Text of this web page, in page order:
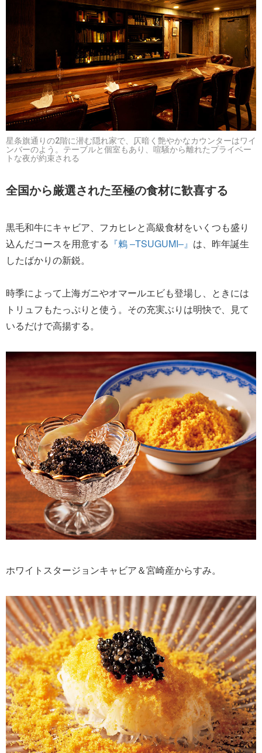
星条旗通りの2階に潜む隠れ家で、仄暗く艶やかなカウンターはワイ
ンバーのよう。テーブルと個室もあり、喧騒から離れたプライベー
トな夜が約束される
全国から厳選された至極の食材に歓喜する
黒毛和牛にキャビア、フカヒレと高級食材をいくつも盛り
込んだコースを用意する 『鶫 ‒TSUGUMI‒』 は、昨年誕生
したばかりの新鋭。
時季によって上海ガニやオマールエビも登場し、ときには
トリュフもたっぷりと使う。その充実ぶりは明快で、見て
いるだけで高揚する。
ホワイトスタージョンキャビア＆宮崎産からすみ。